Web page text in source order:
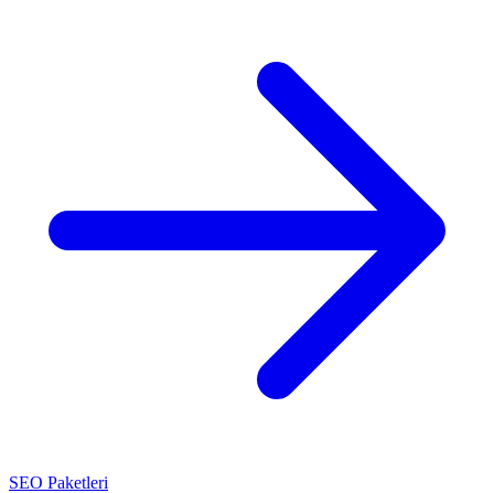
SEO Paketleri